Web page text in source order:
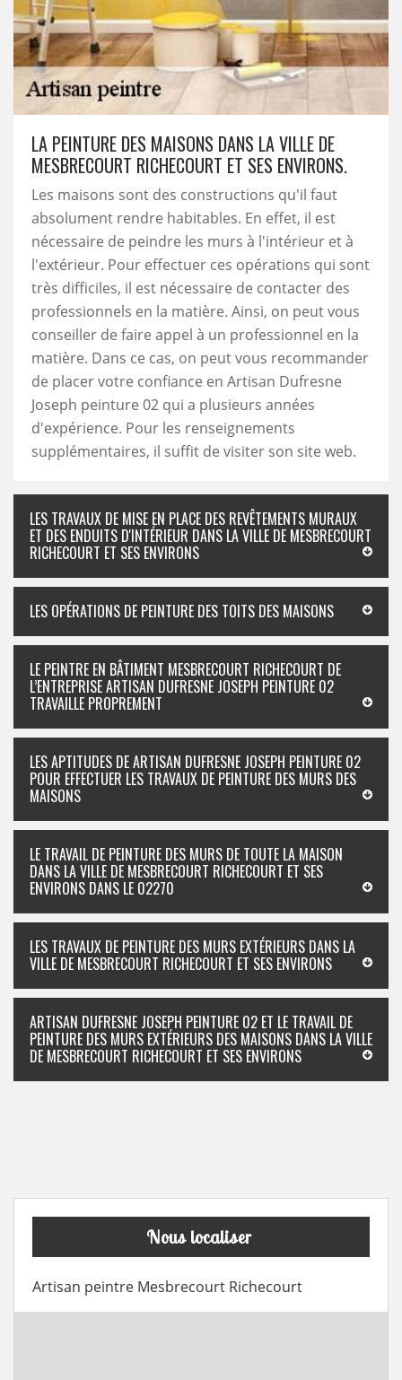
LA PEINTURE DES MAISONS DANS LA VILLE DE
MESBRECOURT RICHECOURT ET SES ENVIRONS.
Les maisons sont des constructions qu'il faut
absolument rendre habitables. En effet, il est
nécessaire de peindre les murs à l'intérieur et à
l'extérieur. Pour effectuer ces opérations qui sont
très difficiles, il est nécessaire de contacter des
professionnels en la matière. Ainsi, on peut vous
conseiller de faire appel à un professionnel en la
matière. Dans ce cas, on peut vous recommander
de placer votre confiance en Artisan Dufresne
Joseph peinture 02 qui a plusieurs années
d'expérience. Pour les renseignements
supplémentaires, il suffit de visiter son site web.
LES TRAVAUX DE MISE EN PLACE DES REVÊTEMENTS MURAUX
ET DES ENDUITS D'INTÉRIEUR DANS LA VILLE DE MESBRECOURT
RICHECOURT ET SES ENVIRONS
LES OPÉRATIONS DE PEINTURE DES TOITS DES MAISONS
LE PEINTRE EN BÂTIMENT MESBRECOURT RICHECOURT DE
L’ENTREPRISE ARTISAN DUFRESNE JOSEPH PEINTURE 02
TRAVAILLE PROPREMENT
LES APTITUDES DE ARTISAN DUFRESNE JOSEPH PEINTURE 02
POUR EFFECTUER LES TRAVAUX DE PEINTURE DES MURS DES
MAISONS
LE TRAVAIL DE PEINTURE DES MURS DE TOUTE LA MAISON
DANS LA VILLE DE MESBRECOURT RICHECOURT ET SES
ENVIRONS DANS LE 02270
LES TRAVAUX DE PEINTURE DES MURS EXTÉRIEURS DANS LA
VILLE DE MESBRECOURT RICHECOURT ET SES ENVIRONS
ARTISAN DUFRESNE JOSEPH PEINTURE 02 ET LE TRAVAIL DE
PEINTURE DES MURS EXTÉRIEURS DES MAISONS DANS LA VILLE
DE MESBRECOURT RICHECOURT ET SES ENVIRONS
Nous localiser
Artisan peintre Mesbrecourt Richecourt